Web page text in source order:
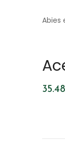
Abies
35.48